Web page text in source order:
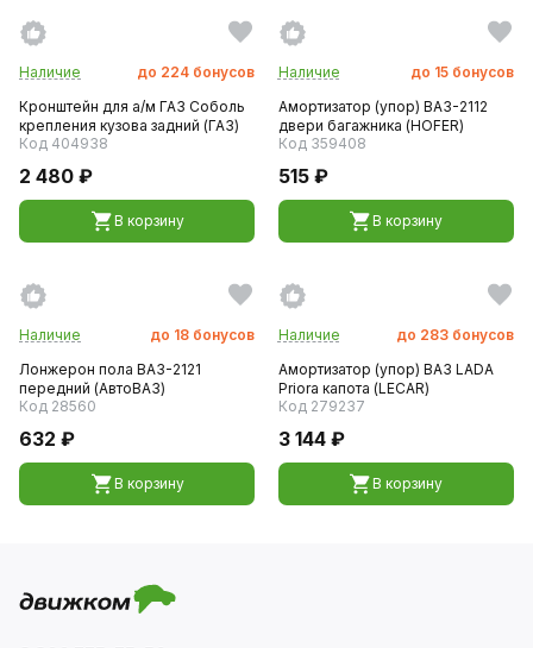
Наличие до 224 бонусов
Кронштейн для а/м ГАЗ Соболь
крепления кузова задний (ГАЗ)
Код 404938
2 480 ₽
В корзину
Наличие до 15 бонусов
Амортизатор (упор) ВАЗ-2112
двери багажника (HOFER)
Код 359408
515 ₽
В корзину
Наличие до 18 бонусов
Лонжерон пола ВАЗ-2121
передний (АвтоВАЗ)
Код 28560
632 ₽
В корзину
Наличие до 283 бонусов
Амортизатор (упор) ВАЗ LADA
Priora капота (LECAR)
Код 279237
3 144 ₽
В корзину